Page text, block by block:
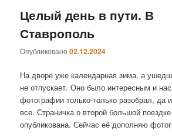
Целый день в пути. В
Ставрополь
Опубликовано02.12.2024
На дворе уже календарная зима, а
не отпускает. Оно было интересным и
фотографии только-только разобрал, да
все. Страничка о второй большой
опубликована. Сейчас её дополняю